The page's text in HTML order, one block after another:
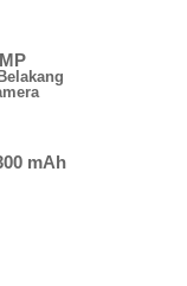
mAh